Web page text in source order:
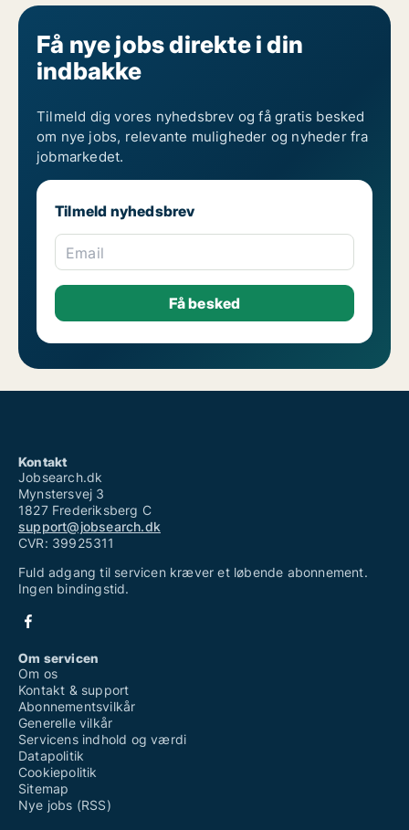
Få nye jobs direkte i din
indbakke
Tilmeld dig vores nyhedsbrev og få gratis besked
om nye jobs, relevante muligheder og nyheder fra
jobmarkedet.
Tilmeld nyhedsbrev
Email
Kontakt
Jobsearch.dk
Mynstersvej 3
1827 Frederiksberg C
support@jobsearch.dk
CVR: 39925311
Fuld adgang til servicen kræver et løbende abonnement.
Ingen bindingstid.
Om servicen
Om os
Kontakt & support
Abonnementsvilkår
Generelle vilkår
Servicens indhold og værdi
Datapolitik
Cookiepolitik
Sitemap
Nye jobs (RSS)